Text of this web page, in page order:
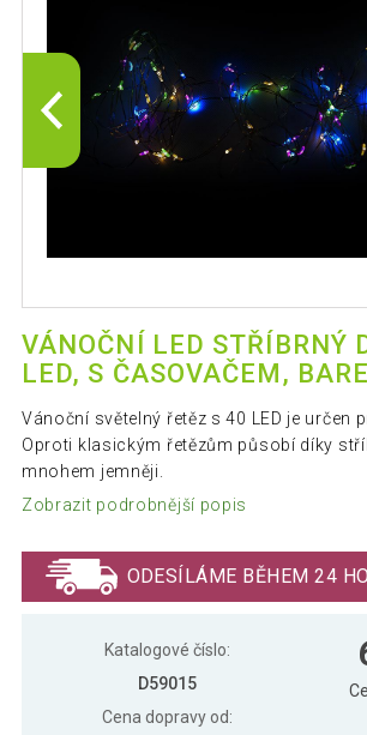
VÁNOČNÍ LED STŘÍBRNÝ
LED, S ČASOVAČEM,
Vánoční světelný řetěz s 40 LED je určen
Oproti klasickým řetězům působí díky
mnohem jemněji.
Zobrazit podrobnější popis
ODESÍLÁME BĚHEM 24
Katalogové číslo:
D59015
Cena dopravy od: